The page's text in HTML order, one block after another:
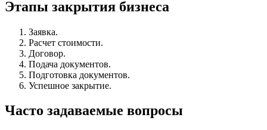
Этапы закрытия бизнеса
Заявка.
Расчет стоимости.
Договор.
Подача документов.
Подготовка документов.
Успешное закрытие.
Часто задаваемые вопросы